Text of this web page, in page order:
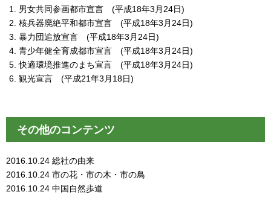
男女共同参画都市宣言 (平成18年3月24日)
核兵器廃絶平和都市宣言 (平成18年3月24日)
暴力団追放宣言 (平成18年3月24日)
青少年健全育成都市宣言 (平成18年3月24日)
快適環境推進のまち宣言 (平成18年3月24日)
観光宣言 (平成21年3月18日)
その他のコンテンツ
2016.10.24 総社の由来
2016.10.24 市の花・市の木・市の鳥
2016.10.24 中国自然歩道